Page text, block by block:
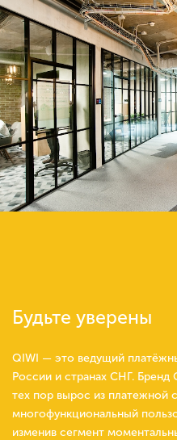
Будьте уверены
QIWI — это ведущий
России и странах СНГ. Бренд
тех пор вырос из платежной
многофункциональный
изменив сегмент